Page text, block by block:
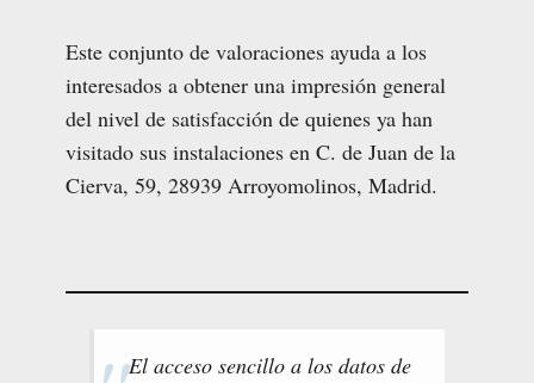
Este conjunto de valoraciones ayuda a los
interesados a obtener una impresión general
del nivel de satisfacción de quienes ya han
visitado sus instalaciones en C. de Juan de la
Cierva, 59, 28939 Arroyomolinos, Madrid.
El acceso sencillo a los datos de